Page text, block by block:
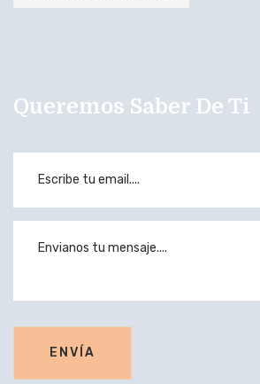
Queremos Saber De Ti